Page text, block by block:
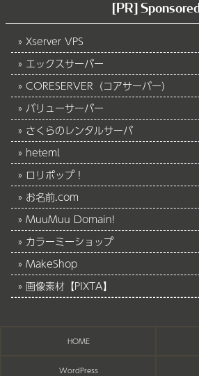
[PR] Sponsored
Xserver VPS
エックスサーバー
CORESERVER（コアサーバー）
バリューサーバー
さくらのレンタルサーバ
heteml
ロリポップ！
お名前.com
MuuMuu Domain!
カラーミーショップ
MakeShop
画像素材【PIXTA】
HOME
WordPress